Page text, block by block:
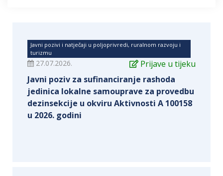
Javni pozivi i natječaji u poljoprivredi, ruralnom razvoju i
turizmu
Prijave u tijeku
27.07.2026.
Javni poziv za sufinanciranje rashoda
jedinica lokalne samouprave za provedbu
dezinsekcije u okviru Aktivnosti A 100158
u 2026. godini